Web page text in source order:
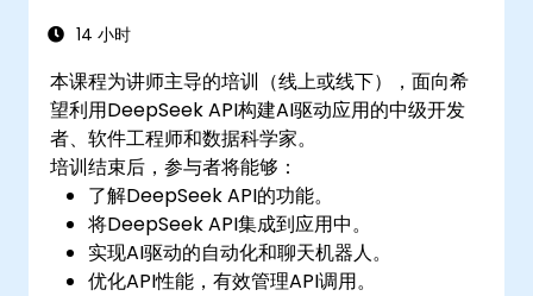
14 小时
本课程为讲师主导的培训（线上或线下），面向希
望利用DeepSeek API构建AI驱动应用的中级开发
者、软件工程师和数据科学家。
培训结束后，参与者将能够：
了解DeepSeek API的功能。
将DeepSeek API集成到应用中。
实现AI驱动的自动化和聊天机器人。
优化API性能，有效管理API调用。